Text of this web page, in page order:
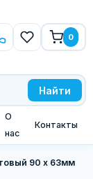
Найти
0
О
нас
Контакты
90 х 63мм